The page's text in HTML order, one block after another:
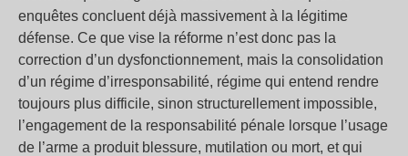
enquêtes concluent déjà massivement à la légitime
défense. Ce que vise la réforme n’est donc pas la
correction d’un dysfonctionnement, mais la consolidation
d’un régime d’irresponsabilité, régime qui entend rendre
toujours plus difficile, sinon structurellement impossible,
l’engagement de la responsabilité pénale lorsque l’usage
de l’arme a produit blessure, mutilation ou mort, et qui